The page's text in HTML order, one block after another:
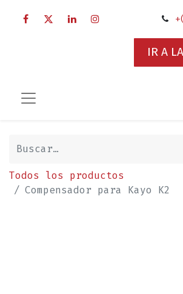
IR A
Todos los productos
Compensador para Kayo K2